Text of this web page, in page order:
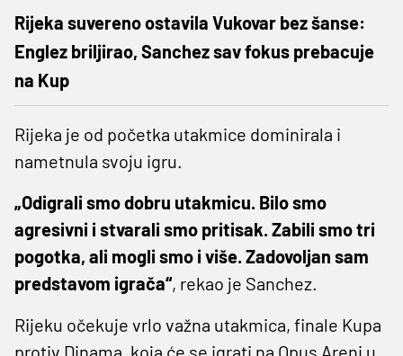
Rijeka suvereno ostavila Vukovar bez šanse:
Englez briljirao, Sanchez sav fokus prebacuje
na Kup
Rijeka je od početka utakmice dominirala i
nametnula svoju igru.
„Odigrali smo dobru utakmicu. Bilo smo
agresivni i stvarali smo pritisak. Zabili smo tri
pogotka, ali mogli smo i više. Zadovoljan sam
predstavom igrača“, rekao je Sanchez.
Rijeku očekuje vrlo važna utakmica, finale Kupa
protiv Dinama, koja će se igrati na Opus Areni u